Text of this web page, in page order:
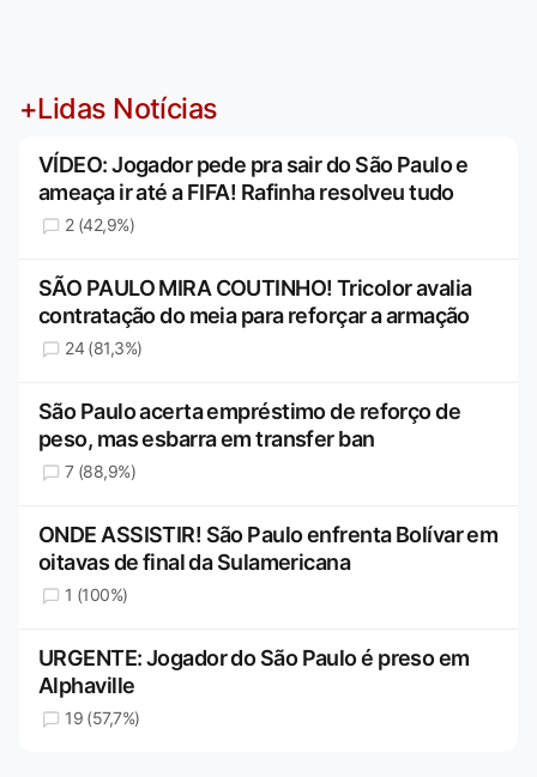
+Lidas Notícias
VÍDEO: Jogador pede pra sair do São Paulo e
ameaça ir até a FIFA! Rafinha resolveu tudo
2 (42,9%)
SÃO PAULO MIRA COUTINHO! Tricolor avalia
contratação do meia para reforçar a armação
24 (81,3%)
São Paulo acerta empréstimo de reforço de
peso, mas esbarra em transfer ban
7 (88,9%)
ONDE ASSISTIR! São Paulo enfrenta Bolívar em
oitavas de final da Sulamericana
1 (100%)
URGENTE: Jogador do São Paulo é preso em
Alphaville
19 (57,7%)